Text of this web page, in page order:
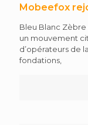
Mobeefox
Bleu Blanc Zèbre
un mouvement
d’opérateurs de
fondations,